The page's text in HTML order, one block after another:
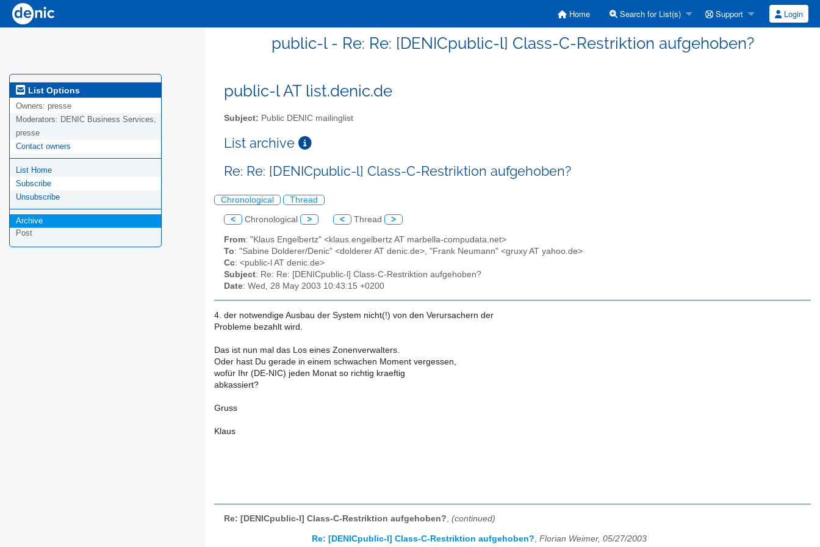
Home Search for List(s) Support Login
public-l - Re: Re: [DENICpublic-l] Class-C-Restriktion aufgehoben?
List Options
Owners: presse
Moderators: DENIC Business Services,
presse
Contact owners
List Home
Subscribe
Unsubscribe
Archive
Post
public-l AT list.denic.de
Subject: Public DENIC mailinglist
List archive
Re: Re: [DENICpublic-l] Class-C-Restriktion aufgehoben?
Chronological Thread
< Chronological > < Thread >
From: "Klaus Engelbertz" <klaus.engelbertz AT marbella-compudata.net>
To: "Sabine Dolderer/Denic" <dolderer AT denic.de>, "Frank Neumann" <gruxy AT yahoo.de>
Cc: <public-l AT denic.de>
Subject: Re: Re: [DENICpublic-l] Class-C-Restriktion aufgehoben?
Date: Wed, 28 May 2003 10:43:15 +0200
4. der notwendige Ausbau der System nicht(!) von den Verursachern der
Probleme bezahlt wird.
Das ist nun mal das Los eines Zonenverwalters.
Oder hast Du gerade in einem schwachen Moment vergessen,
wofür Ihr (DE-NIC) jeden Monat so richtig kraeftig
abkassiert?
Gruss
Klaus
Re: [DENICpublic-l] Class-C-Restriktion aufgehoben?, (continued)
Re: [DENICpublic-l] Class-C-Restriktion aufgehoben? Florian Weimer, 05/27/2003